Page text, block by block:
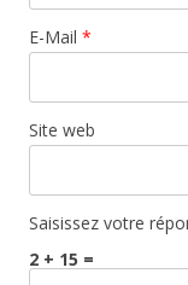
E-Mail *
Site web
Saisissez votre
2 + 15 =